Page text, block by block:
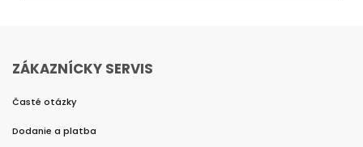
ZÁKAZNÍCKY SERVIS
Časté otázky
Dodanie a platba